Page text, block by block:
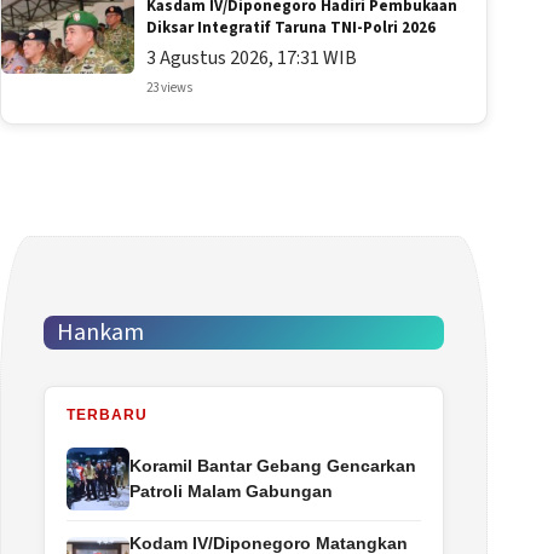
Kasdam IV/Diponegoro Hadiri Pembukaan
Diksar Integratif Taruna TNI-Polri 2026
3 Agustus 2026, 17:31 WIB
23 views
Hankam
TERBARU
Koramil Bantar Gebang Gencarkan
Patroli Malam Gabungan
Kodam IV/Diponegoro Matangkan